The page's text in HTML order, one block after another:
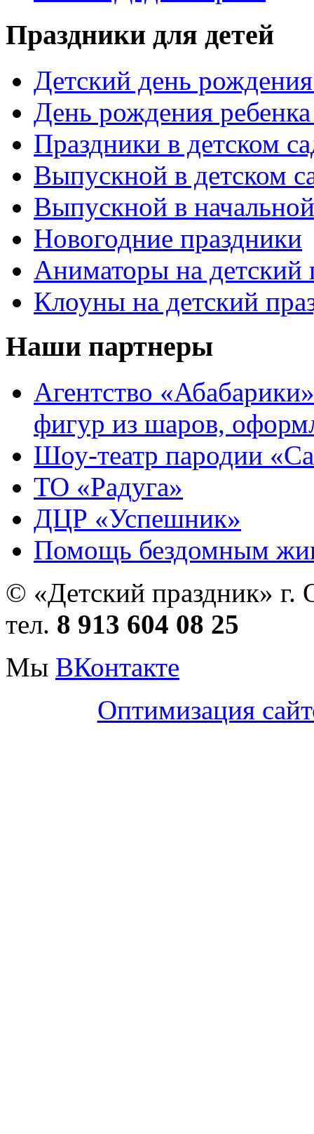
Праздники для детей
Детский день
День рождения
Праздники в детском
Выпускной в детском
Выпускной в
Новогодние праздники
Аниматоры на детский
Клоуны на детский
Наши партнеры
Агентство
фигур из шаров,
Шоу-театр пародии
ТО «Радуга»
ДЦР «Успешник»
Помощь бездомным
© «Детский праздник» г.
тел. 8 913 604 08 25
Мы ВКонтакте
Оптимизация